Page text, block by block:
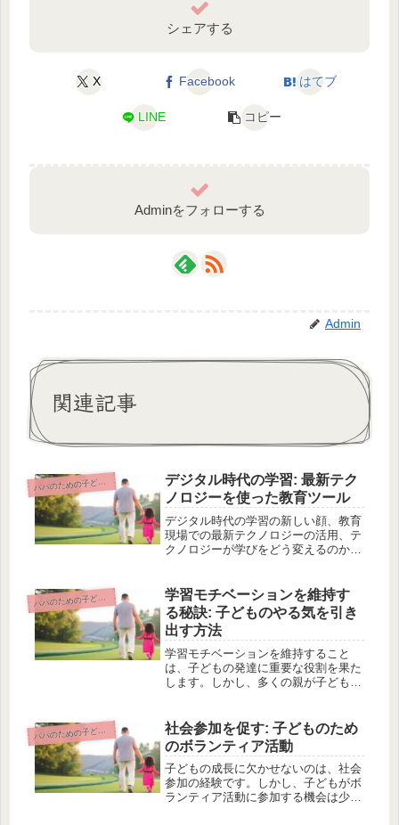
シェアする
X Facebook はてブ
LINE コピー
Adminをフォローする
Admin
関連記事
パパのための子どもの教育と学習サポート
デジタル時代の学習: 最新テク
ノロジーを使った教育ツール
デジタル時代の学習の新しい顔、教育
現場での最新テクノロジーの活用、テ
クノロジーが学びをどう変えるのか、
の教育はどうなる？デジタル化の影
響。これらのテーマについて、この記
事で...
パパのための子どもの教育と学習サポート
学習モチベーションを維持す
る秘訣: 子どものやる気を引き
出す方法
学習モチベーションを維持すること
は、子どもの発達に重要な役割を果た
します。しかし、多くの親が子どもの
取り組む姿勢が欠けたりすることがあ
ります。そこで、この記事では誰でも
読み...
パパのための子どもの教育と学習サポート
社会参加を促す: 子どものため
のボランティア活動
子どもの成長に欠かせないのは、社会
参加の経験です。しかし、子どもがボ
ランティア活動に参加する機会は少な